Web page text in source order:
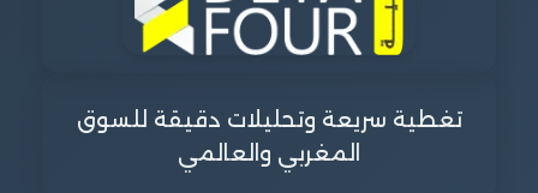
تغطية سريعة وتحليلات دقيقة للسوق
المغربي والعالمي